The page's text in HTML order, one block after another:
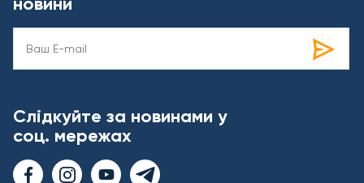
Слідкуйте за новинами у
соц. мережах